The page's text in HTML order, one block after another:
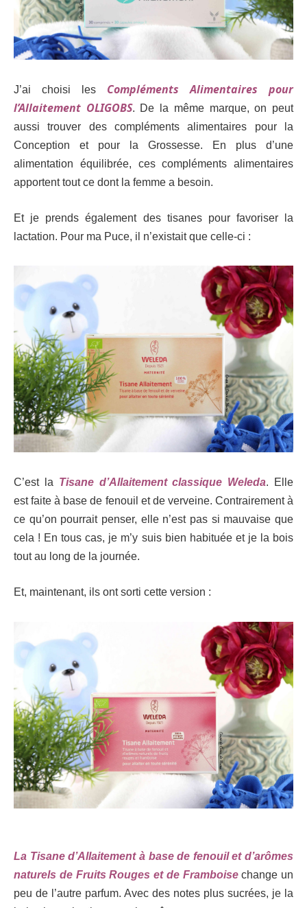
J’ai choisi les Compléments Alimentaires pour
l’Allaitement OLIGOBS. De la même marque, on peut
aussi trouver des compléments alimentaires pour la
Conception et pour la Grossesse. En plus d’une
alimentation équilibrée, ces compléments alimentaires
apportent tout ce dont la femme a besoin.
Et je prends également des tisanes pour favoriser la
lactation. Pour ma Puce, il n’existait que celle-ci :
C’est la Tisane d’Allaitement classique Weleda. Elle
est faite à base de fenouil et de verveine. Contrairement à
ce qu’on pourrait penser, elle n’est pas si mauvaise que
cela ! En tous cas, je m’y suis bien habituée et je la bois
tout au long de la journée.
Et, maintenant, ils ont sorti cette version :
La Tisane d’Allaitement à base de fenouil et d’arômes
naturels de Fruits Rouges et de Framboisechange un
peu de l’autre parfum. Avec des notes plus sucrées, je la